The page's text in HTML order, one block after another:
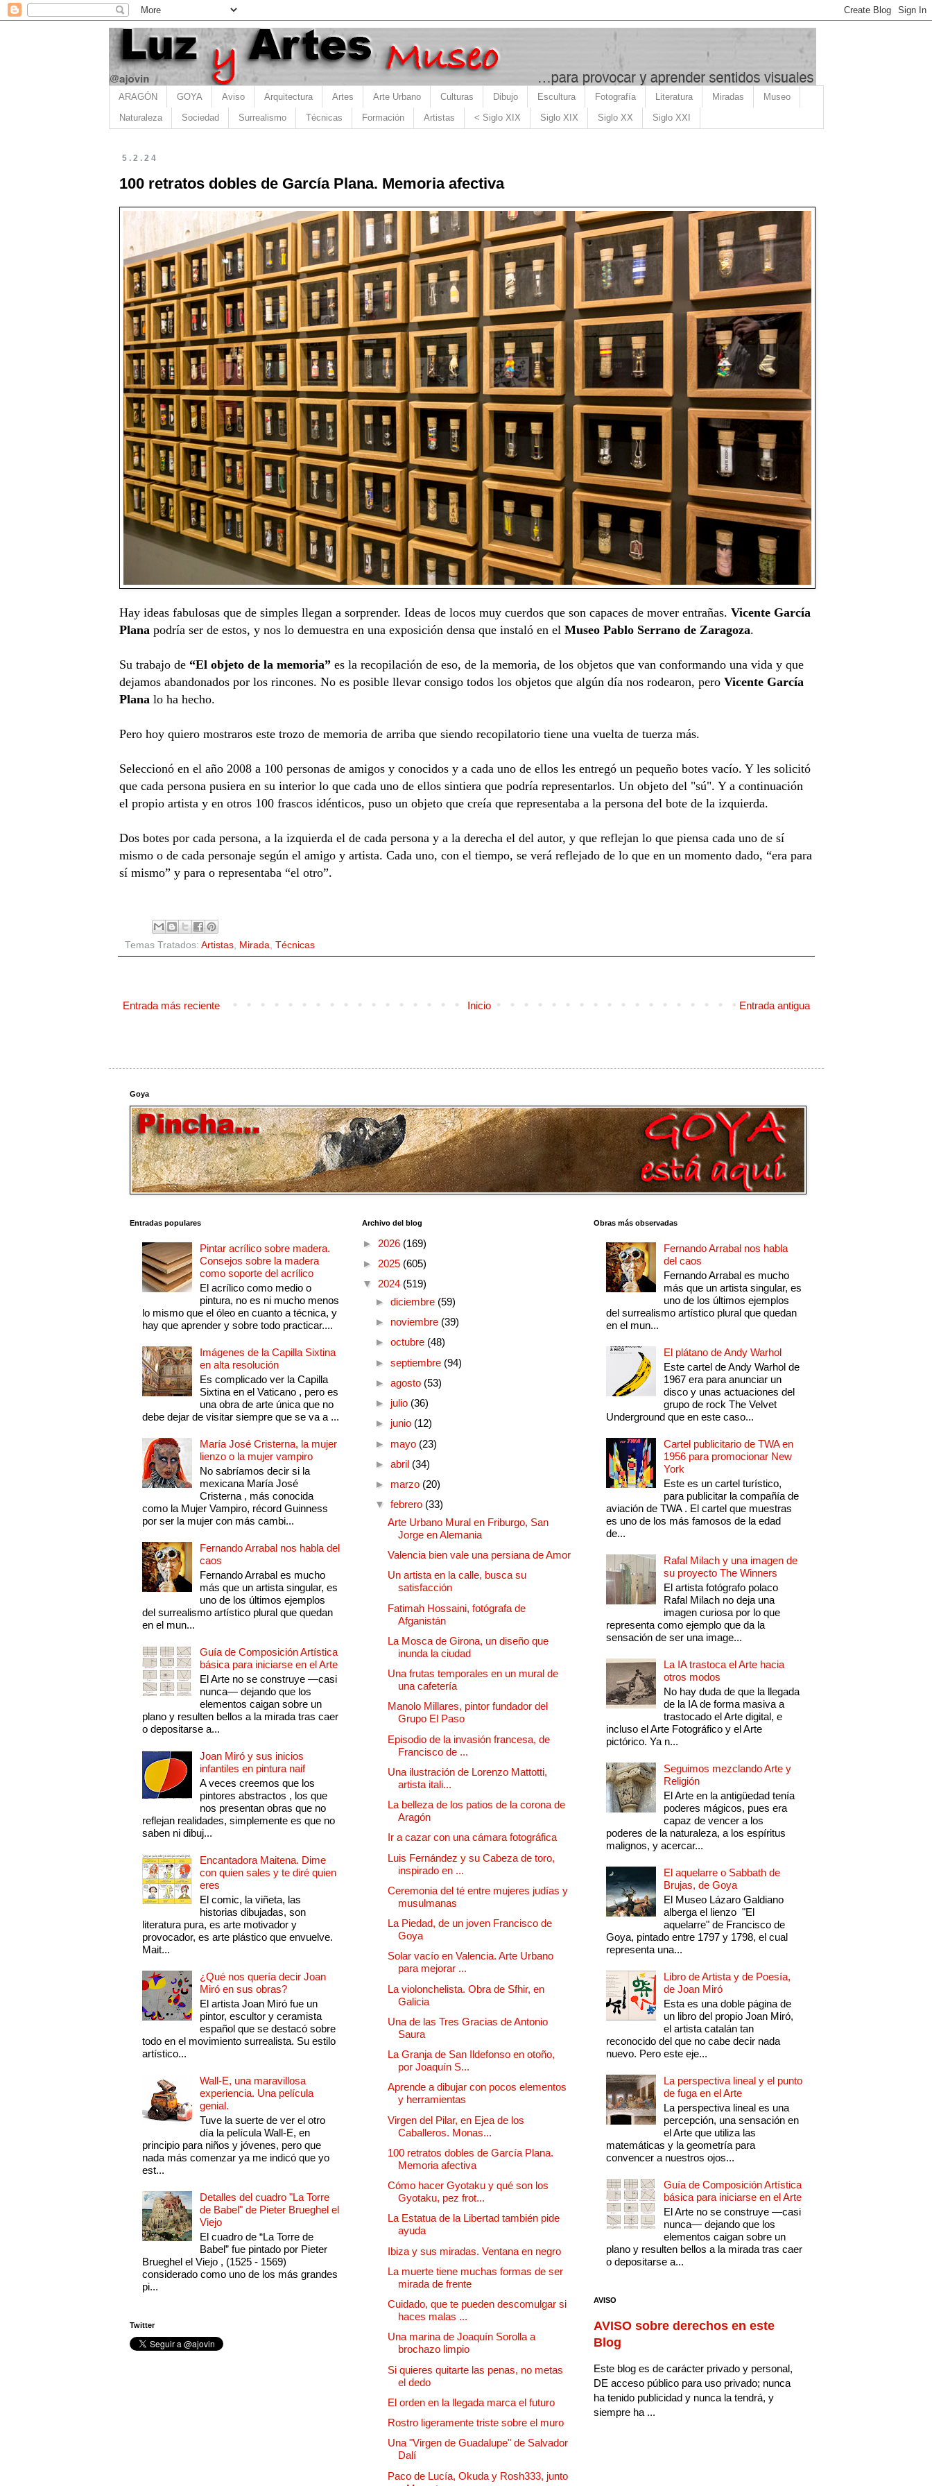
ARAGÓN GOYA Aviso Arquitectura Artes Arte Urbano Culturas Dibujo Escultura Fotografía Literatura Miradas Museo
Naturaleza Sociedad Surrealismo Técnicas Formación Artistas < Siglo XIX Siglo XIX Siglo XX Siglo XXI
5.2.24
100 retratos dobles de García Plana. Memoria afectiva
Hay ideas fabulosas que de simples llegan a sorprender. Ideas de locos muy cuerdos que son capaces de mover entrañas. Vicente García
Planapodría ser de estos, y nos lo demuestra en una exposición densa que instaló en el Museo Pablo Serrano de Zaragoza.
Su trabajo de “El objeto de la memoria”es la recopilación de eso, de la memoria, de los objetos que van conformando una vida y que
dejamos abandonados por los rincones. No es posible llevar consigo todos los objetos que algún día nos rodearon, pero Vicente García
Planalo ha hecho.
Pero hoy quiero mostraros este trozo de memoria de arriba que siendo recopilatorio tiene una vuelta de tuerza más.
Seleccionó en el año 2008 a 100 personas de amigos y conocidos y a cada uno de ellos les entregó un pequeño botes vacío. Y les solicitó
que cada persona pusiera en su interior lo que cada uno de ellos sintiera que podría representarlos. Un objeto del "sú". Y a continuación
el propio artista y en otros 100 frascos idénticos, puso un objeto que creía que representaba a la persona del bote de la izquierda.
Dos botes por cada persona, a la izquierda el de cada persona y a la derecha el del autor, y que reflejan lo que piensa cada uno de sí
mismo o de cada personaje según el amigo y artista. Cada uno, con el tiempo, se verá reflejado de lo que en un momento dado, “era para
sí mismo” y para o representaba “el otro”.
Temas Tratados: Artistas, Mirada, Técnicas
Entrada más reciente Entrada antigua
Inicio
Goya
Entradas populares
Pintar acrílico sobre madera.
Consejos sobre la madera
como soporte del acrílico
El acrílico como medio o
pintura, no es ni mucho menos
lo mismo que el óleo en cuanto a técnica, y
hay que aprender y sobre todo practicar....
Imágenes de la Capilla Sixtina
en alta resolución
Es complicado ver la Capilla
Sixtina en el Vaticano , pero es
una obra de arte única que no
debe dejar de visitar siempre que se va a ...
María José Cristerna, la mujer
lienzo o la mujer vampiro
No sabríamos decir si la
mexicana María José
Cristerna , más conocida
como la Mujer Vampiro, récord Guinness
por ser la mujer con más cambi...
Fernando Arrabal nos habla del
caos
Fernando Arrabal es mucho
más que un artista singular, es
uno de los últimos ejemplos
del surrealismo artístico plural que quedan
en el mun...
Guía de Composición Artística
básica para iniciarse en el Arte
El Arte no se construye —casi
nunca— dejando que los
elementos caigan sobre un
plano y resulten bellos a la mirada tras caer
o depositarse a...
Joan Miró y sus inicios
infantiles en pintura naif
A veces creemos que los
pintores abstractos , los que
nos presentan obras que no
reflejan realidades, simplemente es que no
saben ni dibuj...
Encantadora Maitena. Dime
con quien sales y te diré quien
eres
El comic, la viñeta, las
historias dibujadas, son
literatura pura, es arte motivador y
provocador, es arte plástico que envuelve.
Mait...
¿Qué nos quería decir Joan
Miró en sus obras?
El artista Joan Miró fue un
pintor, escultor y ceramista
español que se destacó sobre
todo en el movimiento surrealista. Su estilo
artístico...
Wall-E, una maravillosa
experiencia. Una película
genial.
Tuve la suerte de ver el otro
día la película Wall-E, en
principio para niños y jóvenes, pero que
nada más comenzar ya me indicó que yo
est...
Detalles del cuadro "La Torre
de Babel" de Pieter Brueghel el
Viejo
El cuadro de “La Torre de
Babel” fue pintado por Pieter
Brueghel el Viejo , (1525 - 1569)
considerado como uno de los más grandes
pi...
Twitter
Archivo del blog
► 2026 (169)
► 2025 (605)
▼ 2024 (519)
► diciembre (59)
► noviembre (39)
► octubre (48)
► septiembre (94)
► agosto (53)
► julio (36)
► junio (12)
► mayo (23)
► abril (34)
► marzo (20)
▼ febrero (33)
Arte Urbano Mural en Friburgo, San
Jorge en Alemania
Valencia bien vale una persiana de Amor
Un artista en la calle, busca su
satisfacción
Fatimah Hossaini, fotógrafa de
Afganistán
La Mosca de Girona, un diseño que
inunda la ciudad
Una frutas temporales en un mural de
una cafetería
Manolo Millares, pintor fundador del
Grupo El Paso
Episodio de la invasión francesa, de
Francisco de ...
Una ilustración de Lorenzo Mattotti,
artista itali...
La belleza de los patios de la corona de
Aragón
Ir a cazar con una cámara fotográfica
Luis Fernández y su Cabeza de toro,
inspirado en ...
Ceremonia del té entre mujeres judías y
musulmanas
La Piedad, de un joven Francisco de
Goya
Solar vacío en Valencia. Arte Urbano
para mejorar ...
La violonchelista. Obra de Sfhir, en
Galicia
Una de las Tres Gracias de Antonio
Saura
La Granja de San Ildefonso en otoño,
por Joaquín S...
Aprende a dibujar con pocos elementos
y herramientas
Virgen del Pilar, en Ejea de los
Caballeros. Monas...
100 retratos dobles de García Plana.
Memoria afectiva
Cómo hacer Gyotaku y qué son los
Gyotaku, pez frot...
La Estatua de la Libertad también pide
ayuda
Ibiza y sus miradas. Ventana en negro
La muerte tiene muchas formas de ser
mirada de frente
Cuidado, que te pueden descomulgar si
haces malas ...
Una marina de Joaquín Sorolla a
brochazo limpio
Si quieres quitarte las penas, no metas
el dedo
El orden en la llegada marca el futuro
Rostro ligeramente triste sobre el muro
Una "Virgen de Guadalupe" de Salvador
Dalí
Paco de Lucía, Okuda y Rosh333, junto
Obras más observadas
Fernando Arrabal nos habla
del caos
Fernando Arrabal es mucho
más que un artista singular, es
uno de los últimos ejemplos
del surrealismo artístico plural que quedan
en el mun...
El plátano de Andy Warhol
Este cartel de Andy Warhol de
1967 era para anunciar un
disco y unas actuaciones del
grupo de rock The Velvet
Underground que en este caso...
Cartel publicitario de TWA en
1956 para promocionar New
York
Este es un cartel turístico,
para publicitar la compañía de
aviación de TWA . El cartel que muestras
es uno de los más famosos de la edad
de...
Rafal Milach y una imagen de
su proyecto The Winners
El artista fotógrafo polaco
Rafal Milach no deja una
imagen curiosa por lo que
representa como ejemplo que da la
sensación de ser una image...
La IA trastoca el Arte hacia
otros modos
No hay duda de que la llegada
de la IA de forma masiva a
trastocado el Arte digital, e
incluso el Arte Fotográfico y el Arte
pictórico. Ya n...
Seguimos mezclando Arte y
Religión
El Arte en la antigüedad tenía
poderes mágicos, pues era
capaz de vencer a los
poderes de la naturaleza, a los espíritus
malignos, y acercar...
El aquelarre o Sabbath de
Brujas, de Goya
El Museo Lázaro Galdiano
alberga el lienzo "El
aquelarre" de Francisco de
Goya, pintado entre 1797 y 1798, el cual
representa una...
Libro de Artista y de Poesía,
de Joan Miró
Esta es una doble página de
un libro del propio Joan Miró,
el artista catalán tan
reconocido del que no cabe decir nada
nuevo. Pero este eje...
La perspectiva lineal y el punto
de fuga en el Arte
La perspectiva lineal es una
percepción, una sensación en
el Arte que utiliza las
matemáticas y la geometría para
convencer a nuestros ojos...
Guía de Composición Artística
básica para iniciarse en el Arte
El Arte no se construye —casi
nunca— dejando que los
elementos caigan sobre un
plano y resulten bellos a la mirada tras caer
o depositarse a...
AVISO
AVISO sobre derechos en este
Blog
Este blog es de carácter privado y personal,
DE acceso público para uso privado; nunca
ha tenido publicidad y nunca la tendrá, y
siempre ha ...